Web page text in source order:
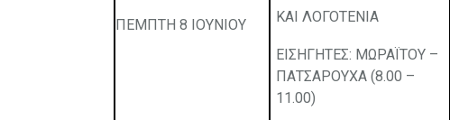
ΠΕΜΠΤΗ 8 ΙΟΥΝΙΟΥ ΚΑΙ ΛΟΓΟΤΕΝΙΑ
ΕΙΣΗΓΗΤΕΣ: ΜΩΡΑΪΤΟΥ –
ΠΑΤΣΑΡΟΥΧΑ (8.00 –
11.00)